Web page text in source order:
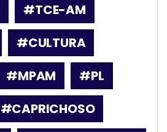
#TCE-AM
#CULTURA
#MPAM
#PL
#CAPRICHOSO